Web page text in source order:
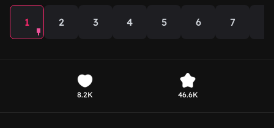
1 2 3 4 5 6 7
8.2K 46.6K